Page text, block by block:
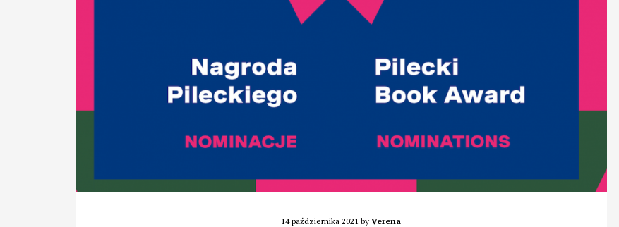
14 października 2021 byVerena